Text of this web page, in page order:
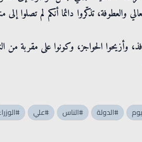
والعطوفة، تذكّروا دائما أنكم لم تصلوا
وأزيحوا الحواجز، وكونوا على مقربة
#الدولة #الناس #علي